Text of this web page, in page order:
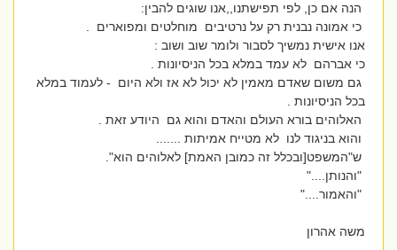
הנה אם כן, לפי תפישתנו,,אנו שוגים להבין:
כי אמונה נבנית רק על נרטיבים מוחלטים ומפוארים .
אנו אישית נמשיך לסבור ולומר שוב ושוב :
כי אברהם לא עמד במלא בכל הניסיונות .
גם משום שאדם מאמין לא יכול לא אז ולא היום - לעמוד במלא
בכל הניסיונות .
האלוהים בורא העולם והאדם והוא גם היודע זאת .
והוא בניגוד לנו לא מטייח אמיתות .......
ש"המשפט[ובכלל זה כמובן האמת] לאלוהים הוא".
"והנותן...."
"והאמור...."
משה אהרון